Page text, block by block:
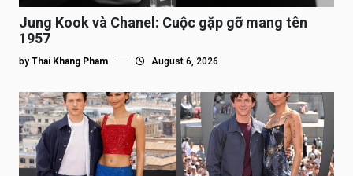
Jung Kook và Chanel: Cuộc gặp gỡ mang tên
1957
by Thai Khang Pham August 6, 2026